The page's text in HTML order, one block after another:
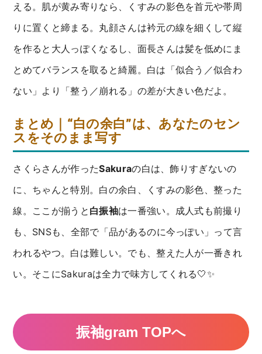
える。肌が黄み寄りなら、くすみの影色を首元や帯周
りに置くと締まる。丸顔さんは衿元の線を細くして縦
を作ると大人っぽくなるし、面長さんは髪を低めにま
とめてバランスを取ると綺麗。白は「似合う／似合わ
ない」より「整う／崩れる」の差が大きい色だよ。
まとめ｜“白の余白”は、あなたのセン
スをそのまま写す
さくらさんが作ったSakuraの白は、飾りすぎないの
に、ちゃんと特別。白の余白、くすみの影色、整った
線。ここが揃うと 白振袖は一番強い。成人式も前撮り
も、SNSも、全部で「品があるのに今っぽい」って言
われるやつ。白は難しい。でも、整えた人が一番きれ
い。そこにSakuraは全力で味方してくれる🤍✨
振袖gram TOPへ